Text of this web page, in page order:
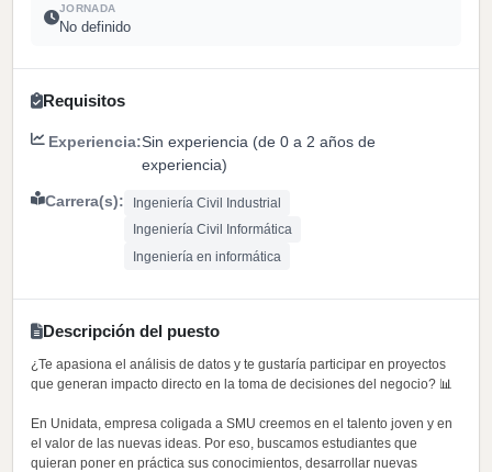
JORNADA
No definido
Requisitos
Experiencia:Sin experiencia (de 0 a 2 años de
experiencia)
Carrera(s):
Ingeniería Civil Industrial
Ingeniería Civil Informática
Ingeniería en informática
Descripción del puesto
¿Te apasiona el análisis de datos y te gustaría participar en proyectos
que generan impacto directo en la toma de decisiones del negocio? 📊
En Unidata, empresa coligada a SMU creemos en el talento joven y en
el valor de las nuevas ideas. Por eso, buscamos estudiantes que
quieran poner en práctica sus conocimientos, desarrollar nuevas